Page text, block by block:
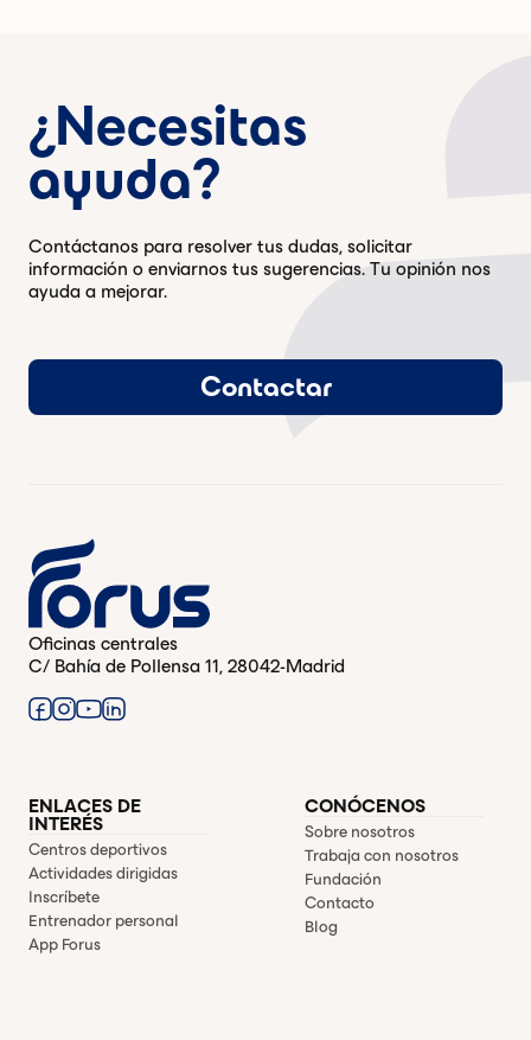
¿Necesitas
ayuda?
Contáctanos para resolver tus dudas, solicitar
información o enviarnos tus sugerencias. Tu opinión nos
ayuda a mejorar.
Contactar
Oficinas centrales
C/ Bahía de Pollensa 11, 28042-Madrid
ENLACES DE
INTERÉS
Centros deportivos
Actividades dirigidas
Inscríbete
Entrenador personal
App Forus
CONÓCENOS
Sobre nosotros
Trabaja con nosotros
Fundación
Contacto
Blog